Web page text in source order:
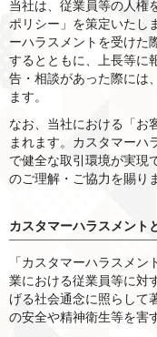
当社は、従業員等の人権
ポリシー」を策定いたし
ーハラスメントを受けた
するとともに、上長等に
告・相談があった際には
ます。
なお、当社における「お
まれます。カスタマーハ
で健全な取引環境が実現
のご理解・ご協力を賜り
カスタマーハラスメント
「カスタマーハラスメ
業における従業員等に対
げる社会通念に照らして
の安全や精神衛生等を害